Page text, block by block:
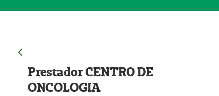
Prestador CENTRO DE
ONCOLOGIA